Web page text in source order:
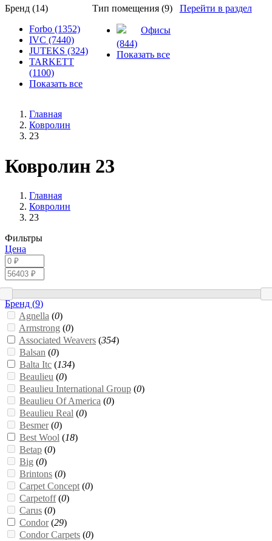
Бренд (14)
Forbo (1352)
IVC (7440)
JUTEKS (324)
TARKETT
(1100)
Показать все
Тип помещения (9)
Офисы
(844)
Показать все
Перейти в раздел
Главная
Ковролин
23
Ковролин 23
Главная
Ковролин
23
Фильтры
Цена
Бренд (9)
Agnella (0)
Armstrong (0)
Associated Weavers (354)
Balsan (0)
Balta Itc (134)
Beaulieu (0)
Beaulieu International Group (0)
Beaulieu Of America (0)
Beaulieu Real (0)
Besmer(0)
Best Wool (18)
Betap (0)
Big (0)
Brintons (0)
Carpet Concept (0)
Carpetoff(0)
Carus (0)
Condor(29)
Condor Carpets (0)